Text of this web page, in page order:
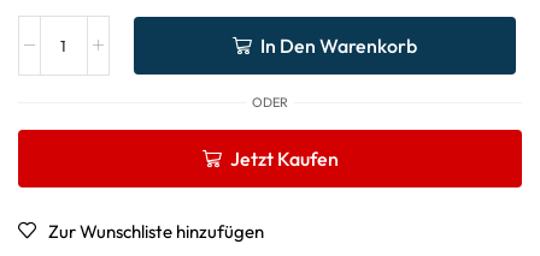
In Den Warenkorb
ODER
Jetzt Kaufen
Zur Wunschliste hinzufügen